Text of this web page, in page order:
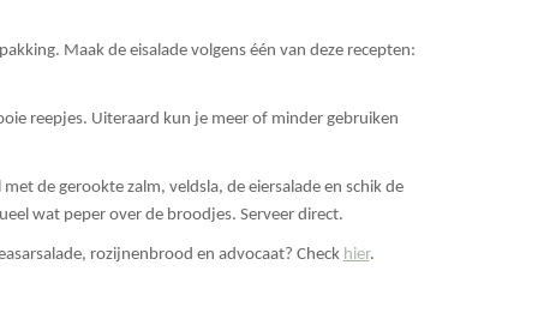
Maak de eisalade volgens één van deze recepten:
reepjes. Uiteraard kun je meer of minder gebruiken
de gerookte zalm, veldsla, de eiersalade en schik de
wat peper over de broodjes. Serveer direct.
rozijnenbrood en advocaat? Check hier.